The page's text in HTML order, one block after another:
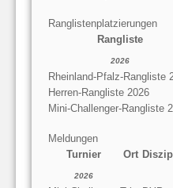
Ranglistenplatzierungen
Rangliste
2026
Rheinland-Pfalz-Rangliste
Herren-Rangliste 2026
Mini-Challenger-Rangliste
Meldungen
Turnier
Ort
2026